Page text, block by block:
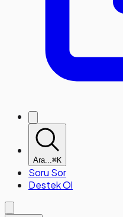
Ara...⌘K
Soru Sor
Destek Ol